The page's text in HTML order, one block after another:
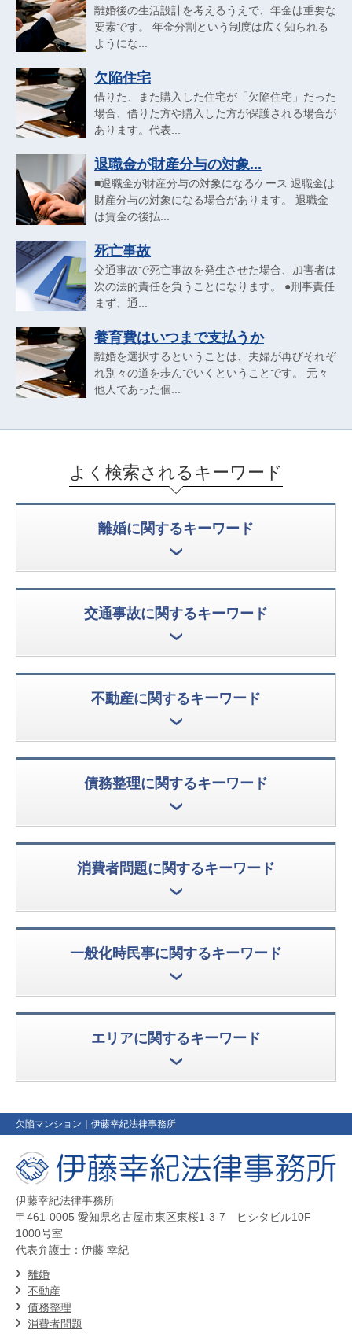
離婚後の生活設計を考えるうえで、年金は重要な
要素です。 年金分割という制度は広く知られる
ようにな...
欠陥住宅
借りた、また購入した住宅が「欠陥住宅」だった
場合、借りた方や購入した方が保護される場合が
あります。代表...
退職金が財産分与の対象...
■退職金が財産分与の対象になるケース 退職金は
財産分与の対象になる場合があります。 退職金
は賃金の後払...
死亡事故
交通事故で死亡事故を発生させた場合、加害者は
次の法的責任を負うことになります。 ●刑事責任
まず、通...
養育費はいつまで支払うか
離婚を選択するということは、夫婦が再びそれぞ
れ別々の道を歩んでいくということです。 元々
他人であった個...
よく検索されるキーワード
離婚に関するキーワード
交通事故に関するキーワード
不動産に関するキーワード
債務整理に関するキーワード
消費者問題に関するキーワード
一般化時民事に関するキーワード
エリアに関するキーワード
欠陥マンション ｜伊藤幸紀法律事務所
伊藤幸紀法律事務所
〒461-0005 愛知県名古屋市東区東桜1-3-7 ヒシタビル10F
1000号室
代表弁護士：伊藤 幸紀
離婚
不動産
債務整理
消費者問題